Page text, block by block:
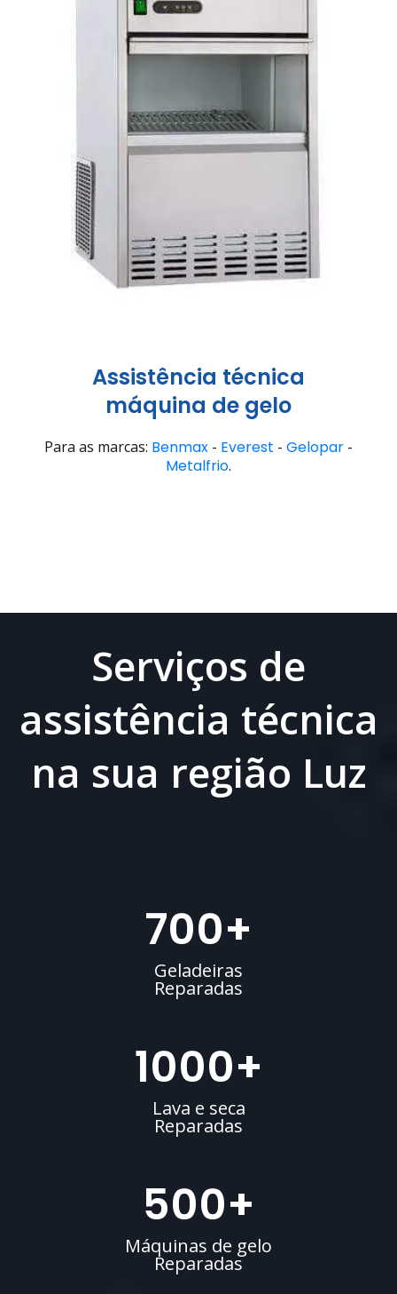
Assistência técnica
máquina de gelo
Para as marcas: Benmax - Everest - Gelopar -
Metalfrio.
Serviços de
assistência técnica
na sua região Luz
700+
Geladeiras
Reparadas
1000+
Lava e seca
Reparadas
500+
Máquinas de gelo
Reparadas